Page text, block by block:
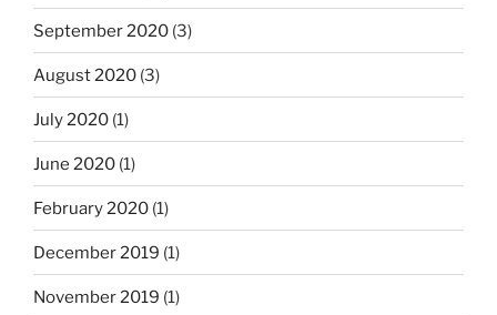
September 2020 (3)
August 2020 (3)
July 2020 (1)
June 2020 (1)
February 2020 (1)
December 2019 (1)
November 2019 (1)